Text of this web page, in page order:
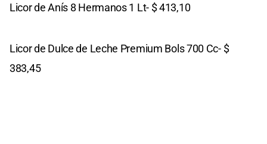
Licor de Anís 8 Hermanos 1 Lt- $ 413,10
Licor de Dulce de Leche Premium Bols 700 Cc- $
383,45